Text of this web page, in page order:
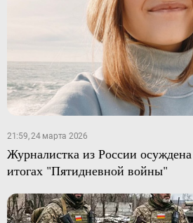
21:59, 24 марта 2026
Журналистка из России
итогах "Пятидневной войны"